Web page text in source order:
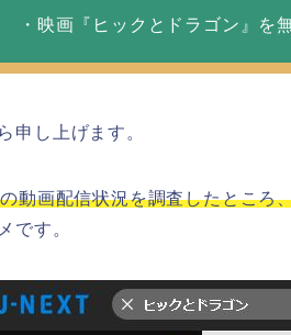
・映画『ヒックとドラゴン』を
申し上げます。
動画配信状況を調査したところ
です。